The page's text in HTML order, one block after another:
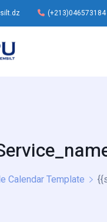
(+213)046573184
Calendar Template